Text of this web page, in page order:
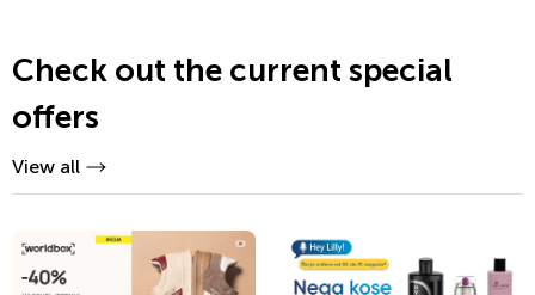
Check out the current special
offers
View all